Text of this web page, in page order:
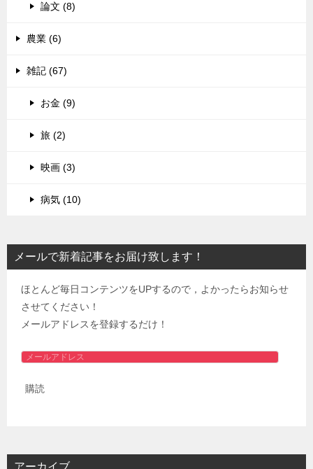
論文 (8)
農業 (6)
雑記 (67)
お金 (9)
旅 (2)
映画 (3)
病気 (10)
メールで新着記事をお届け致します！
ほとんど毎日コンテンツをUPするので，よかったらお知らせ
させてください！
メールアドレスを登録するだけ！
メ
ル
ス
購読
アーカイブ